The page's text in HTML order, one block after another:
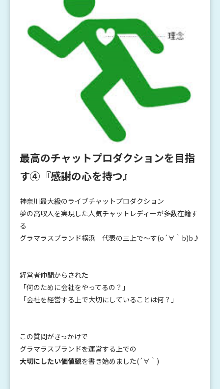
最高のチャットプロダクションを目指
す④『感謝の心を持つ』
神奈川最大級のライブチャットプロダクション
夢の高収入を実現した人気チャットレディーが多数在籍す
る
グラマラスブランド横浜 代表の三上で～す(o´∀｀b)b♪
経営者仲間からされた
「何のために会社をやってるの？」
「会社を経営する上で大切にしていることは何？」
この質問がきっかけで
グラマラスブランドを運営する上での
大切にしたい価値観を書き始めました(´∀｀)